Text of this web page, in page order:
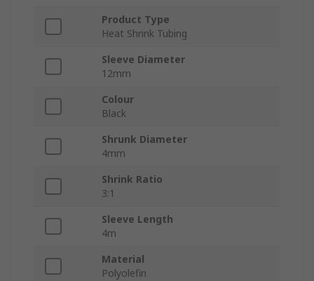
Product Type
Heat Shrink Tubing
Sleeve Diameter
12mm
Colour
Black
Shrunk Diameter
4mm
Shrink Ratio
3:1
Sleeve Length
4m
Material
Polyolefin